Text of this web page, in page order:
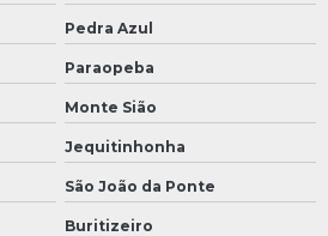
Pedra Azul
Paraopeba
Monte Sião
Jequitinhonha
São João da Ponte
Buritizeiro